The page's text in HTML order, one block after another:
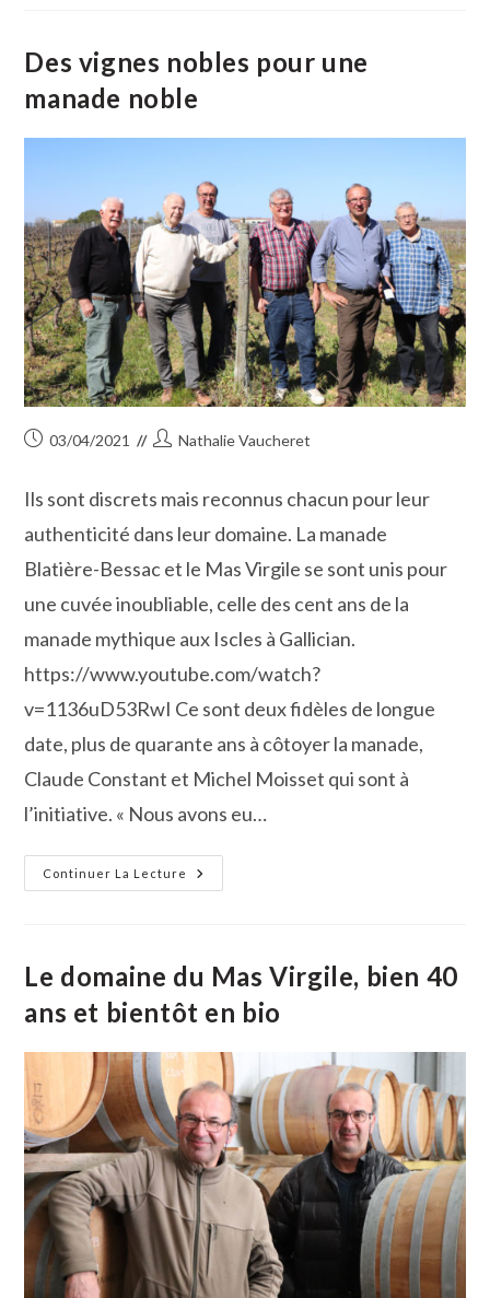
La
Fête
La
Manade
Bessac
Des vignes nobles pour une
manade noble
Publication
03/04/2021
Auteur/autrice
publication :
Nathalie Vaucheret
Ils sont discrets mais reconnus chacun pour leur
authenticité dans leur domaine. La manade
Blatière-Bessac et le Mas Virgile se sont unis pour
une cuvée inoubliable, celle des cent ans de la
manade mythique aux Iscles à Gallician.
https://www.youtube.com/watch?
v=1136uD53RwI Ce sont deux fidèles de longue
date, plus de quarante ans à côtoyer la manade,
Claude Constant et Michel Moisset qui sont à
l’initiative. « Nous avons eu…
Continuer La Lecture
Des
Vignes
Noble
Le domaine du Mas Virgile, bien 40
ans et bientôt en bio